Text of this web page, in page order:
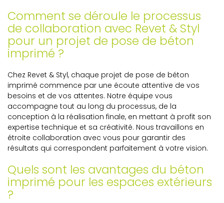
Comment se déroule le processus
de collaboration avec Revet & Styl
pour un projet de pose de béton
imprimé ?
Chez Revet & Styl, chaque projet de pose de béton
imprimé commence par une écoute attentive de vos
besoins et de vos attentes. Notre équipe vous
accompagne tout au long du processus, de la
conception à la réalisation finale, en mettant à profit son
expertise technique et sa créativité. Nous travaillons en
étroite collaboration avec vous pour garantir des
résultats qui correspondent parfaitement à votre vision.
Quels sont les avantages du béton
imprimé pour les espaces extérieurs
?